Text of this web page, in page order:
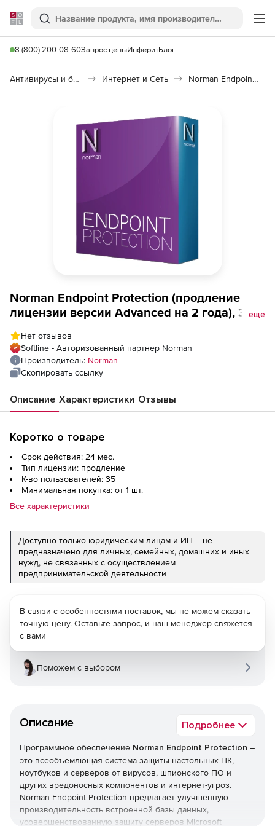
Softline
Поиск
8 (800) 200-08-60Запрос ценыИнферитБлог
Антивирусы и безопасность Интернет и Сеть Norman Endpoint Protection
Norman Endpoint Protection (продление
лицензии версии Advanced на 2 года), 35еще
Нет отзывов
Softline - Авторизованный партнер Norman
Производитель: Norman
Скопировать ссылку
Описание Характеристики Отзывы
Коротко о товаре
Срок действия: 24 мес.
Тип лицензии: продление
К-во пользователей: 35
Минимальная покупка: от 1 шт.
Все характеристики
Доступно только юридическим лицам и ИП – не
предназначено для личных, семейных, домашних и иных
нужд, не связанных с осуществлением
предпринимательской деятельности
Описание Подробнее
Программное обеспечение Norman Endpoint Protection –
это всеобъемлющая система защиты настольных ПК,
ноутбуков и серверов от вирусов, шпионского ПО и
других вредоносных компонентов и интернет-угроз.
Norman Endpoint Protection предлагает улучшенную
производительность встроенной базы данных,
усовершенствованную защиту серверов Microsoft
В связи с особенностями поставок, мы не можем сказать
точную цену. Оставьте запрос, и наш менеджер свяжется
с вами
Поможем с выбором